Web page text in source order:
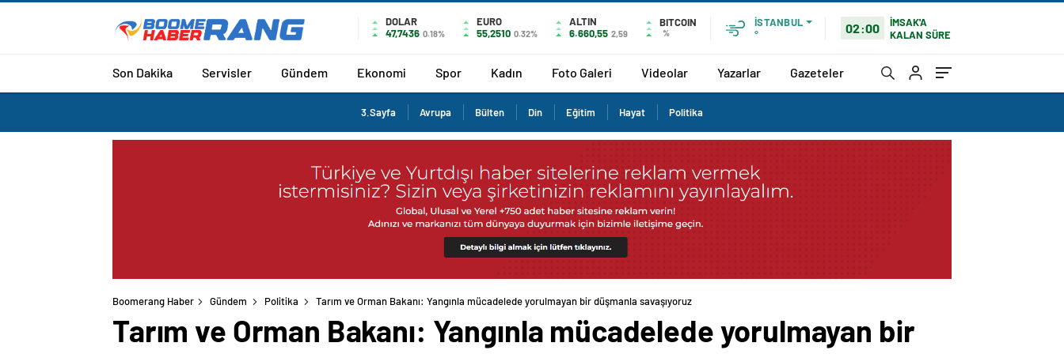
DOLAR
47,7436 0.18%
EURO
55,2510 0.32%
ALTIN
6.660,55 2,59
BITCOIN
%
İSTANBUL
°
02:00
İMSAK'A
KALAN SÜRE
Son Dakika Servisler Gündem Ekonomi Spor Kadın Foto Galeri Videolar Yazarlar Gazeteler
3.Sayfa Avrupa Bülten Din Eğitim Hayat Politika
Boomerang Haber Gündem Politika Tarım ve Orman Bakanı: Yangınla mücadelede yorulmayan bir düşmanla savaşıyoruz
Tarım ve Orman Bakanı: Yangınla mücadelede yorulmayan bir